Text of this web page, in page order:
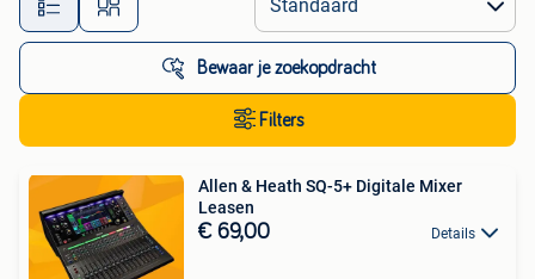
Bewaar je zoekopdracht
Filters
Allen & Heath SQ-5+ Digitale Mixer
Leasen
€ 69,00 Details